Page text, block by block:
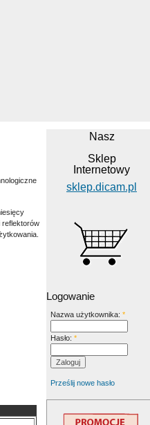
reflektorów
Nasz
Sklep
Internetowy
sklep.dicam.pl
Logowanie
Nazwa użytkownika: *
Hasło: *
Prześlij nowe hasło